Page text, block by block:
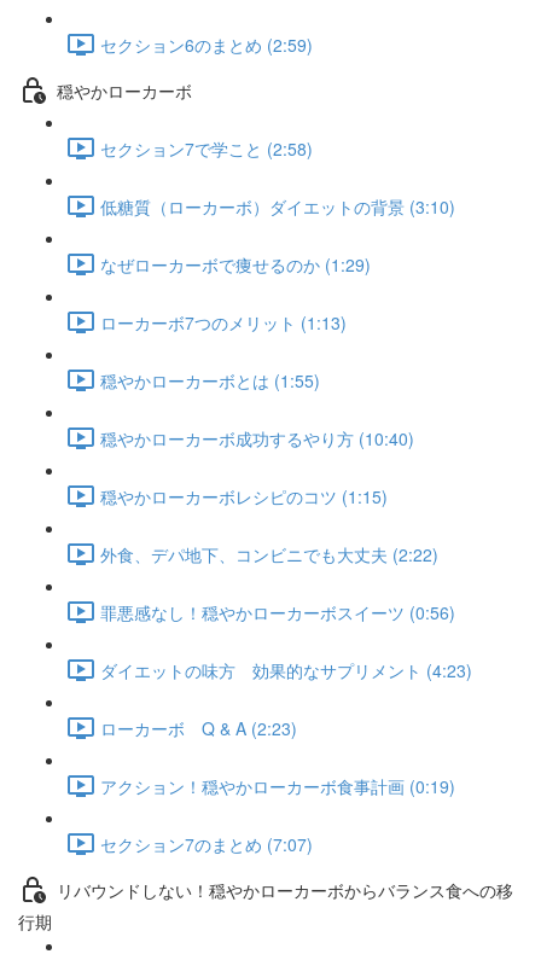
セクション6のまとめ (2:59)
穏やかローカーボ
セクション7で学こと (2:58)
低糖質（ローカーボ）ダイエットの背景 (3:10)
なぜローカーボで痩せるのか (1:29)
ローカーボ7つのメリット (1:13)
穏やかローカーボとは (1:55)
穏やかローカーボ成功するやり方 (10:40)
穏やかローカーボレシピのコツ (1:15)
外食、デパ地下、コンビニでも大丈夫 (2:22)
罪悪感なし！穏やかローカーボスイーツ (0:56)
ダイエットの味方 効果的なサプリメント (4:23)
ローカーボ Q & A (2:23)
アクション！穏やかローカーボ食事計画 (0:19)
セクション7のまとめ (7:07)
リバウンドしない！穏やかローカーボからバランス食への移
行期